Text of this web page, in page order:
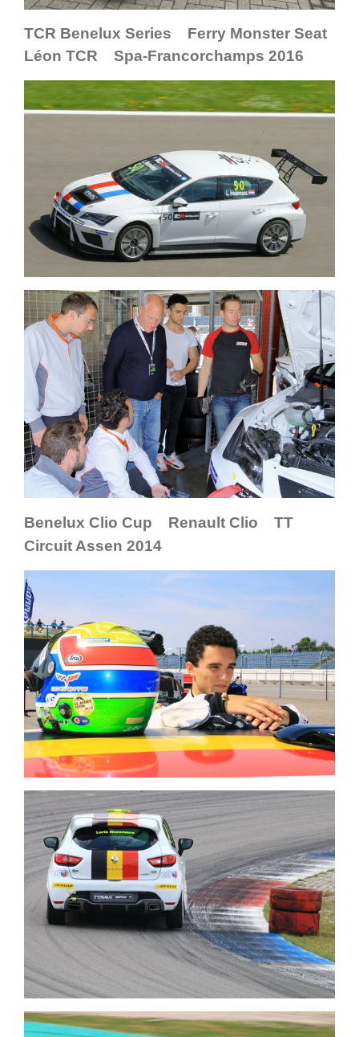
TCR Benelux Series Ferry Monster Seat
Léon TCR Spa-Francorchamps 2016
Benelux Clio Cup Renault Clio TT
Circuit Assen 2014